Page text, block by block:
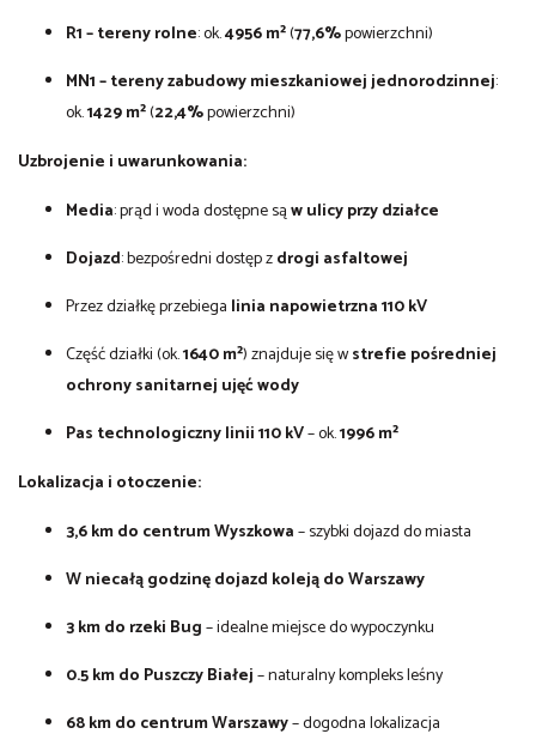
R1 – tereny rolne: ok.4956 m²(77,6%powierzchni)
MN1 – tereny zabudowy mieszkaniowej jednorodzinnej:
ok.1429 m²(22,4%powierzchni)
Uzbrojenie i uwarunkowania:
Media: prąd i woda dostępne sąw ulicy przy działce
Dojazd: bezpośredni dostęp zdrogi asfaltowej
Przez działkę przebiega linia napowietrzna 110 kV
Część działki (ok.1640 m²) znajduje się wstrefie pośredniej
ochrony sanitarnej ujęć wody
Pas technologiczny linii 110 kV– ok.1996 m²
Lokalizacja i otoczenie:
3,6 km do centrum Wyszkowa– szybki dojazd do miasta
W niecałą godzinę dojazd koleją do Warszawy
3 km do rzeki Bug– idealne miejsce do wypoczynku
0.5 km do Puszczy Białej– naturalny kompleks leśny
68 km do centrum Warszawy– dogodna lokalizacja